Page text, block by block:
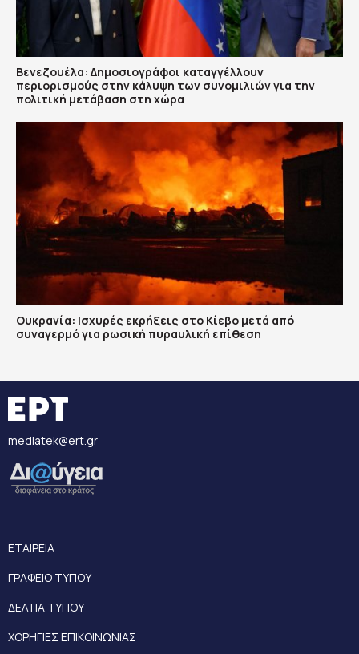
Βενεζουέλα: Δημοσιογράφοι καταγγέλλουν
περιορισμούς στην κάλυψη των συνομιλιών για την
πολιτική μετάβαση στη χώρα
Ουκρανία: Ισχυρές εκρήξεις στο Κίεβο μετά από
συναγερμό για ρωσική πυραυλική επίθεση
mediatek@ert.gr
ΕΤΑΙΡΕΙΑ
ΓΡΑΦΕΙΟ ΤΥΠΟΥ
ΔΕΛΤΙΑ ΤΥΠΟΥ
ΧΟΡΗΓΙΕΣ ΕΠΙΚΟΙΝΩΝΙΑΣ